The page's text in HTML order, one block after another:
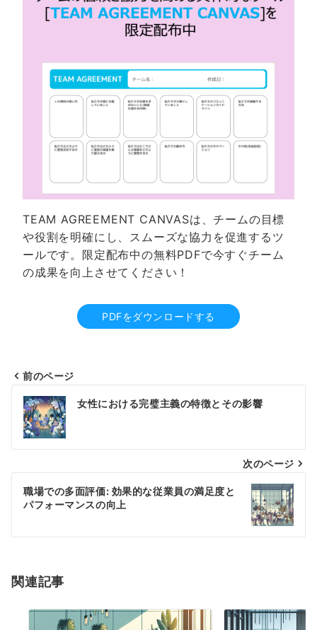
TEAM AGREEMENT CANVASは、チームの目標
や役割を明確にし、スムーズな協力を促進するツ
ールです。限定配布中の無料PDFで今すぐチーム
の成果を向上させてください！
PDFをダウンロードする
投
稿
ナ
ビ
ゲ
シ
ン
前のページ
女性における完璧主義の特徴とその影響
次のページ
職場での多面評価: 効果的な従業員の満足度と
パフォーマンスの向上
関連記事